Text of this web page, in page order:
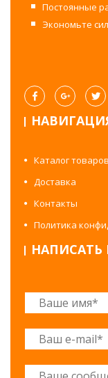
Постоянные
Экономьте
Каталог товаров
Доставка
Контакты
Политика
НАПИСАТЬ